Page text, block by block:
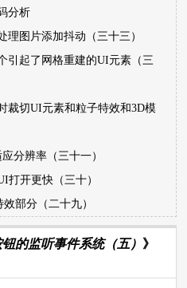
分析
理图片添加抖动（三十三）
引起了网格重建的UI元素（三
裁切UI元素和粒子特效和3D模
分辨率（三十一）
打开更快（三十）
部分（二十九）
的监听事件系统（五） 》